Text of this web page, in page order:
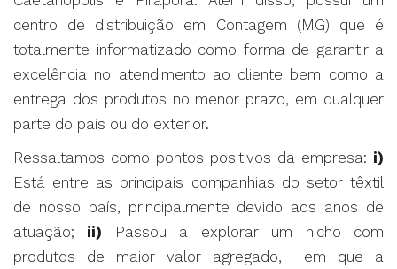
centro de distribuição em Contagem (MG) que é
totalmente informatizado como forma de garantir a
excelência no atendimento ao cliente bem como a
entrega dos produtos no menor prazo, em qualquer
parte do país ou do exterior.
Ressaltamos como pontos positivos da empresa: i)
Está entre as principais companhias do setor têxtil
de nosso país, principalmente devido aos anos de
atuação; ii)
Passou a explorar um nicho com
produtos de maior valor agregado, em que a